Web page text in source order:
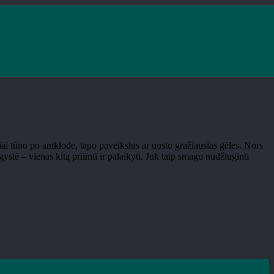
tūno po antklode, tapo paveikslus ar uosto gražiausias gėles. Nors
– vienas kitą priimti ir palaikyti. Juk taip smagu nudžiuginti